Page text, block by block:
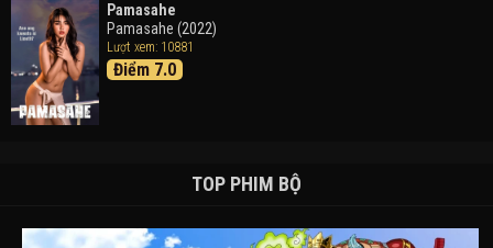
Pamasahe
Pamasahe (2022)
Lượt xem: 10881
Điểm 7.0
TOP PHIM BỘ